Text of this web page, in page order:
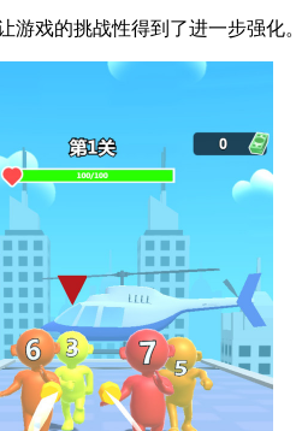
戏的挑战性得到了进一步强化。